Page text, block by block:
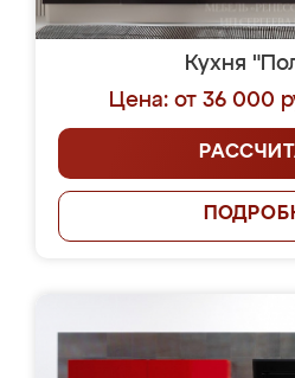
Кухня
Цена: от 36 000